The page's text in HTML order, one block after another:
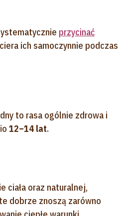
przycinać
ich samoczynnie podczas
to rasa ogólnie zdrowa i
12–14 lat.
ciała oraz naturalnej,
dobrze znoszą zarówno